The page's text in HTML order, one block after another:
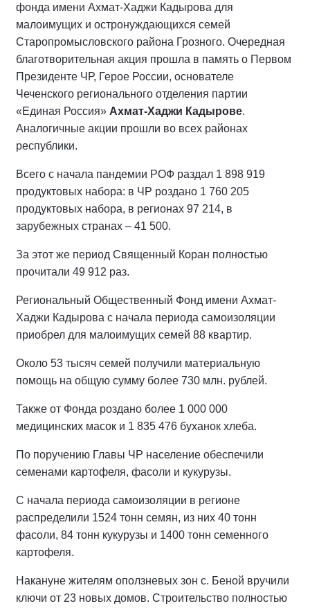
фонда имени Ахмат-Хаджи Кадырова для
малоимущих и остронуждающихся семей
Старопромысловского района Грозного. Очередная
благотворительная акция прошла в память о Первом
Президенте ЧР, Герое России, основателе
Чеченского регионального отделения партии
«Единая Россия» Ахмат-Хаджи Кадырове.
Аналогичные акции прошли во всех районах
республики.
Всего с начала пандемии РОФ раздал 1 898 919
продуктовых набора: в ЧР роздано 1 760 205
продуктовых набора, в регионах 97 214, в
зарубежных странах – 41 500.
За этот же период Священный Коран полностью
прочитали 49 912 раз.
Региональный Общественный Фонд имени Ахмат-
Хаджи Кадырова с начала периода самоизоляции
приобрел для малоимущих семей 88 квартир.
Около 53 тысяч семей получили материальную
помощь на общую сумму более 730 млн. рублей.
Также от Фонда роздано более 1 000 000
медицинских масок и 1 835 476 буханок хлеба.
По поручению Главы ЧР население обеспечили
семенами картофеля, фасоли и кукурузы.
С начала периода самоизоляции в регионе
распределили 1524 тонн семян, из них 40 тонн
фасоли, 84 тонн кукурузы и 1400 тонн семенного
картофеля.
Накануне жителям оползневых зон с. Беной вручили
ключи от 23 новых домов. Строительство полностью